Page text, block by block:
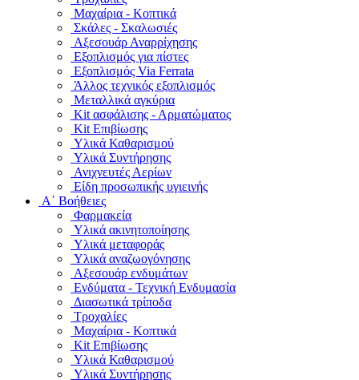
Μαχαίρια - Κοπτικά
Σκάλες - Σκαλωσιές
Αξεσουάρ Αναρρίχησης
Εξοπλισμός για πίστες
Εξοπλισμός Via Ferrata
Άλλος τεχνικός εξοπλισμός
Μεταλλικά αγκύρια
Kit ασφάλισης - Αρματώματος
Kit Επιβίωσης
Υλικά Καθαρισμού
Υλικά Συντήρησης
Ανιχνευτές Αερίων
Είδη προσωπικής υγιεινής
Α΄ Βοήθειες
Φαρμακεία
Υλικά ακινητοποίησης
Υλικά μεταφοράς
Υλικά αναζωογόνησης
Αξεσουάρ ενδυμάτων
Ενδύματα - Τεχνική Ενδυμασία
Διασωτικά τρίποδα
Τροχαλίες
Μαχαίρια - Κοπτικά
Kit Επιβίωσης
Υλικά Καθαρισμού
Υλικά Συντήρησης